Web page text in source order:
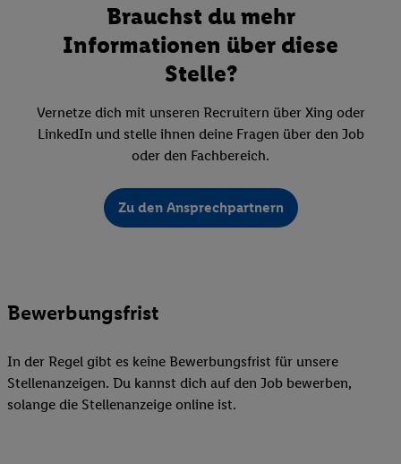
Brauchst du mehr
Informationen über diese
Stelle?
Vernetze dich mit unseren Recruitern über Xing oder
LinkedIn und stelle ihnen deine Fragen über den Job
oder den Fachbereich.
Zu den Ansprechpartnern
Bewerbungsfrist
In der Regel gibt es keine Bewerbungsfrist für unsere
Stellenanzeigen. Du kannst dich auf den Job bewerben,
solange die Stellenanzeige online ist.